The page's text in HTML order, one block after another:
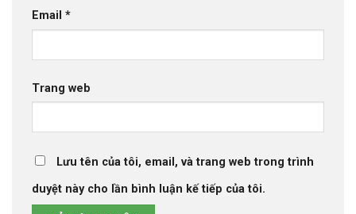
Email *
Trang web
Lưu tên của tôi, email, và trang web trong trình
duyệt này cho lần bình luận kế tiếp của tôi.